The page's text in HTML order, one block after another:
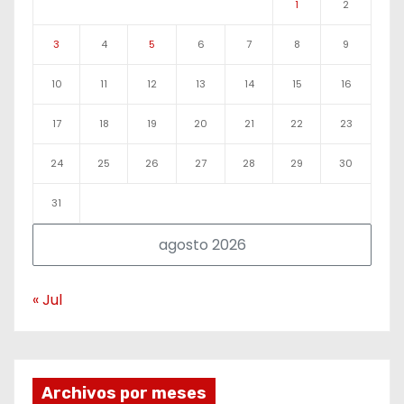
agosto 2026
1 2
3 4 5 6 7 8 9
10 11 12 13 14 15 16
17 18 19 20 21 22 23
24 25 26 27 28 29 30
31
« Jul
Archivos por meses